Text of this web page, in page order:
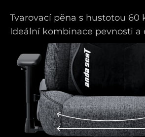
Tvarovací pěna s hustotou 60
Ideální kombinace pevnosti a